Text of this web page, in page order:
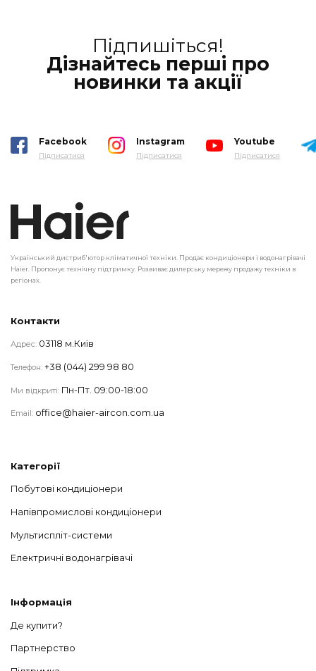
Підпишіться!
Дізнайтесь перші про
новинки та акції
Facebook
Підписатися
Instagram
Підписатися
Youtube
Підписатися
Український дистриб'ютор кліматичної техніки. Продає кондиціонери і водонагрівачі
Haier. Пропонує технічну підтримку. Розвиває дилерську мережу продажу техніки в
регіонах.
Категорії
Побутові кондиціонери
Напівпромислові кондиціонери
Мультиспліт-системи
Електричні водонагрівачі
Інформація
Де купити?
Партнерство
Контакти
Адрес: 03118 м.Київ
Телефон: +38 (044) 299 98 80
Ми відкриті: Пн-Пт. 09:00-18:00
Email: office@haier-aircon.com.ua